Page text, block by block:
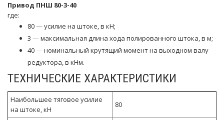
Привод ПНШ 80-3-40
где:
80 — усилие на штоке, в кН;
3 — максимальная длина хода полированного штока, в м;
40 — номинальный крутящий момент на выходном валу
редуктора, в кНм.
ТЕХНИЧЕСКИЕ ХАРАКТЕРИСТИКИ
Наибольшее тяговое усилие
на штоке, кН
80